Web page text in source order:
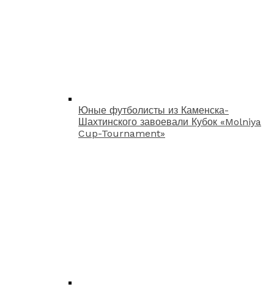
Юные футболисты из Каменска-
Шахтинского завоевали Кубок «Molniya
Cup-Tournament»